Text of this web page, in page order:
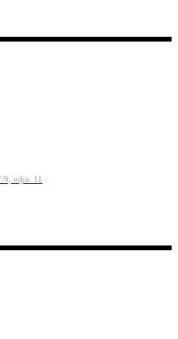
офіс 11